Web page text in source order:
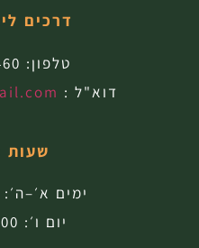
דרכים
טלפון:
דוא"ל :
שעות
ימים א׳–ה׳: 09:00–17:00
יום ו׳: 09:00–12:00